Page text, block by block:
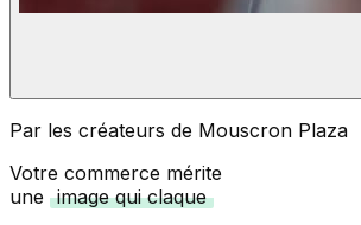
Par les créateurs de Mouscron Plaza
Votre commerce mérite
une image qui claque